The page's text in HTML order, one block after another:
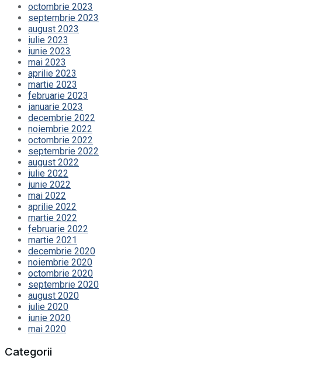
octombrie 2023
septembrie 2023
august 2023
iulie 2023
iunie 2023
mai 2023
aprilie 2023
martie 2023
februarie 2023
ianuarie 2023
decembrie 2022
noiembrie 2022
octombrie 2022
septembrie 2022
august 2022
iulie 2022
iunie 2022
mai 2022
aprilie 2022
martie 2022
februarie 2022
martie 2021
decembrie 2020
noiembrie 2020
octombrie 2020
septembrie 2020
august 2020
iulie 2020
iunie 2020
mai 2020
Categorii